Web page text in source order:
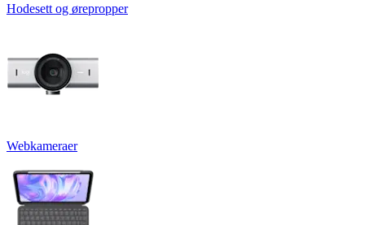
Hodesett og ørepropper
Webkameraer